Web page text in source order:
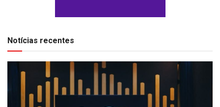
Notícias recentes